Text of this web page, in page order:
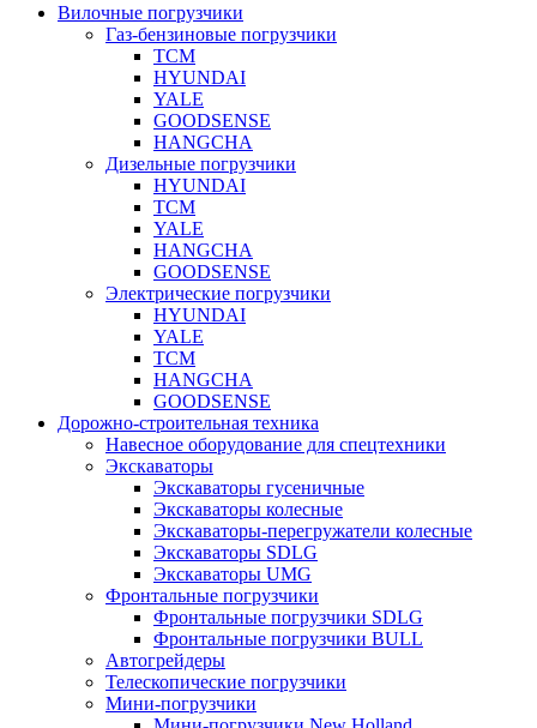
Вилочные погрузчики
Газ-бензиновые погрузчики
ТСМ
HYUNDAI
YALE
GOODSENSE
HANGCHA
Дизельные погрузчики
HYUNDAI
ТСМ
YALE
HANGCHA
GOODSENSE
Электрические погрузчики
HYUNDAI
YALE
ТСМ
HANGCHA
GOODSENSE
Дорожно-строительная техника
Навесное оборудование для спецтехники
Экскаваторы
Экскаваторы гусеничные
Экскаваторы колесные
Экскаваторы-перегружатели колесные
Экскаваторы SDLG
Экскаваторы UMG
Фронтальные погрузчики
Фронтальные погрузчики SDLG
Фронтальные погрузчики BULL
Автогрейдеры
Телескопические погрузчики
Мини-погрузчики